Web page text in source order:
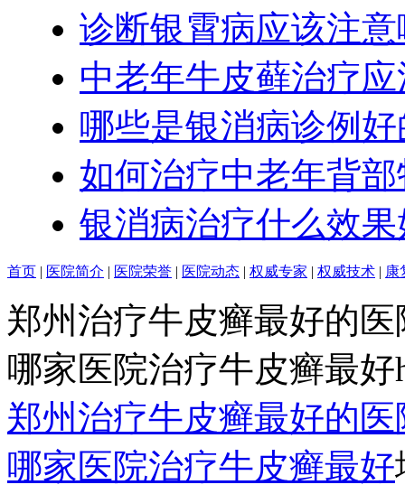
诊断银霄病应该注
中老年牛皮藓治疗
哪些是银消病诊例
如何治疗中老年背
银消病治疗什么效果
首页 | 医院简介 | 医院荣誉 | 医院动态 | 权威专家 | 权威技术 | 康
郑州治疗牛皮癣最好的
哪家医院治疗牛皮癣最好
郑州治疗牛皮癣最好的
哪家医院治疗牛皮癣最好